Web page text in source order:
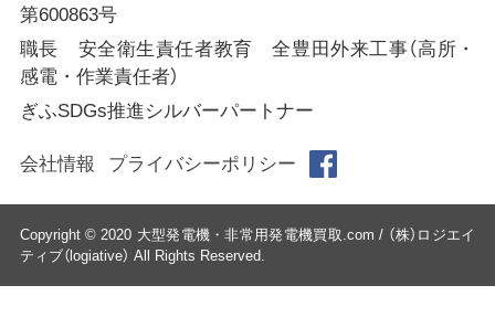
第600863号
職長 安全衛生責任者教育 全豊田外来工事（高所・
感電・作業責任者）
ぎふSDGs推進シルバーパートナー
会社情報 プライバシーポリシー
Copyright © 2020 大型発電機・非常用発電機買取.com / （株）ロジエイ
ティブ（logiative） All Rights Reserved.